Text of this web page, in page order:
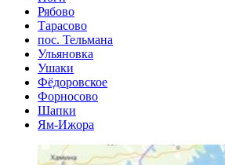
Рябово
Тарасово
пос. Тельмана
Ульяновка
Ушаки
Фёдоровское
Форносово
Шапки
Ям-Ижора